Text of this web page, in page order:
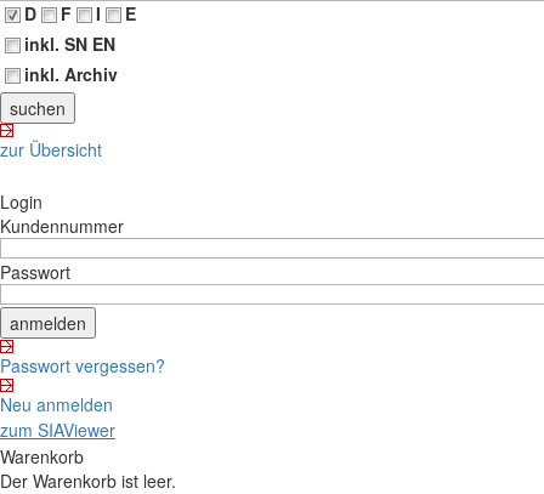
D
F I
E
inkl. SN EN
inkl. Archiv
zur Übersicht
Login
Kundennummer
Passwort
Passwort vergessen?
Neu anmelden
zum SIAViewer
Warenkorb
Der Warenkorb ist leer.